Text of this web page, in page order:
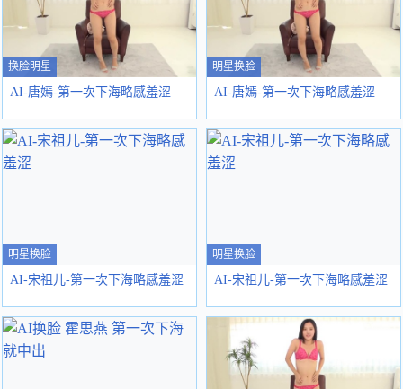
换脸明星
AI-唐嫣-第一次下海略感羞涩
明星换脸
AI-唐嫣-第一次下海略感羞涩
明星换脸
AI-宋祖儿-第一次下海略感羞涩
明星换脸
AI-宋祖儿-第一次下海略感羞涩